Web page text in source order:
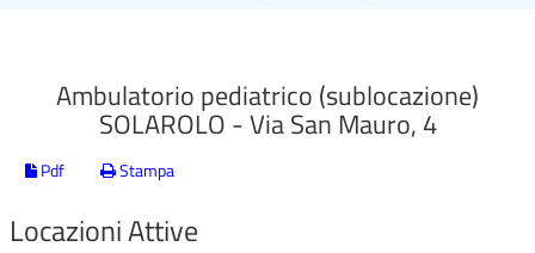
Ambulatorio pediatrico (sublocazione)
SOLAROLO - Via San Mauro, 4
Pdf Stampa
Locazioni Attive